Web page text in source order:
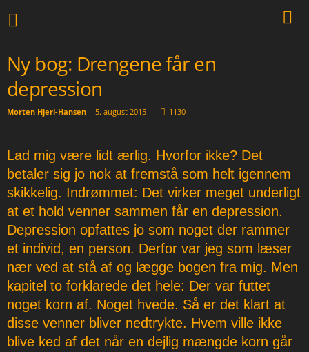
Ny bog: Drengene får en
depression
Morten Hjerl-Hansen - 5. august 2015 1130
Lad mig være lidt ærlig. Hvorfor ikke? Det
betaler sig jo nok at fremstå som helt igennem
skikkelig. Indrømmet: Det virker meget underligt
at et hold venner sammen får en depression.
Depression opfattes jo som noget der rammer
et individ, en person. Derfor var jeg som læser
nær ved at stå af og lægge bogen fra mig. Men
kapitel to forklarede det hele: Der var futtet
noget korn af. Noget hvede. Så er det klart at
disse venner bliver nedtrykte. Hvem ville ikke
blive ked af det når en dejlig mængde korn går